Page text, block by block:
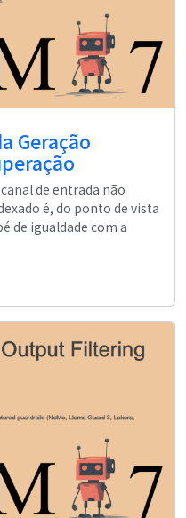
Geração
de entrada não
é, do ponto de vista
de igualdade com a